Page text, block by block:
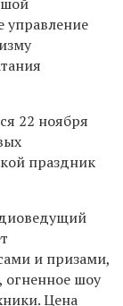
управление
22 ноября
праздник
и призами,
огненное шоу
Цена